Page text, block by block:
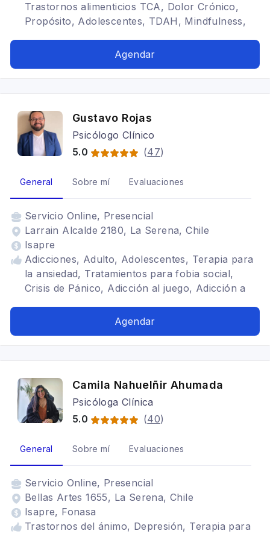
Trastornos alimenticios TCA, Dolor Crónico,
Propósito, Adolescentes, TDAH, Mindfulness,
ansiedad, DepresiónAgendar
Gustavo Rojas
Psicólogo Clínico
5.0
(47)
General Sobre mí Evaluaciones
Servicio Online, Presencial
Larrain Alcalde 2180, La Serena, Chile
Isapre
Adicciones, Adulto, Adolescentes, Terapia para
la ansiedad, Tratamientos para fobia social,
Crisis de Pánico, Adicción al juego, Adicción a
postraumático, Trastornos de la personalidad,
Agendar
Camila Nahuelñir Ahumada
Psicóloga Clínica
5.0
(40)
General Sobre mí Evaluaciones
Servicio Online, Presencial
Bellas Artes 1655, La Serena, Chile
Isapre, Fonasa
Trastornos del ánimo, Depresión, Terapia para